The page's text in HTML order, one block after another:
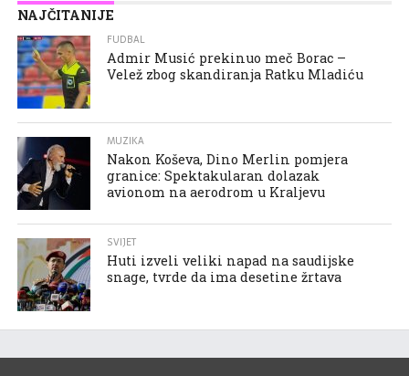
NAJČITANIJE
FUDBAL
Admir Musić prekinuo meč Borac –
Velež zbog skandiranja Ratku Mladiću
MUZIKA
Nakon Koševa, Dino Merlin pomjera
granice: Spektakularan dolazak
avionom na aerodrom u Kraljevu
SVIJET
Huti izveli veliki napad na saudijske
snage, tvrde da ima desetine žrtava